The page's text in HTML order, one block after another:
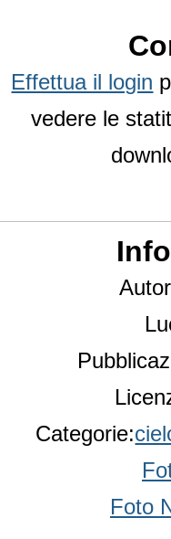
Effettua il login
vedere le
Categorie:
Foto